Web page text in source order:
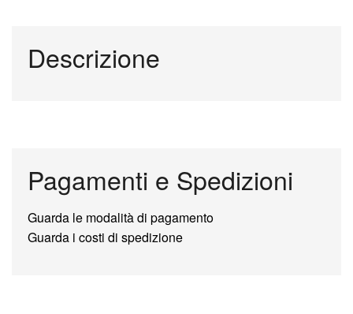
Descrizione
Pagamenti e Spedizioni
Guarda le modalità di pagamento
Guarda i costi di spedizione